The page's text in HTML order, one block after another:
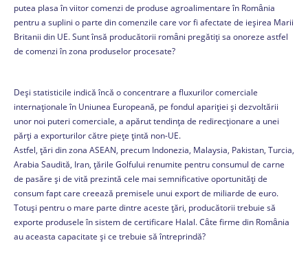
putea plasa în viitor comenzi de produse agroalimentare în Romȃnia
pentru a suplini o parte din comenzile care vor fi afectate de ieşirea Marii
Britanii din UE. Sunt însă producătorii romȃni pregătiţi sa onoreze astfel
de comenzi în zona produselor procesate?
Deși statisticile indică încă o concentrare a fluxurilor comerciale
internaționale în Uniunea Europeană, pe fondul apariției și dezvoltării
unor noi puteri comerciale, a apărut tendința de redirecționare a unei
părți a exporturilor către piețe țintă non-UE.
Astfel, țări din zona ASEAN, precum Indonezia, Malaysia, Pakistan, Turcia,
Arabia Saudită, Iran, țările Golfului renumite pentru consumul de carne
de pasăre și de vită prezintă cele mai semnificative oportunităţi de
consum fapt care creează premisele unui export de miliarde de euro.
Totuşi pentru o mare parte dintre aceste ţări, producătorii trebuie să
exporte produsele în sistem de certificare Halal. Cȃte firme din Romȃnia
au aceasta capacitate şi ce trebuie să întreprindă?